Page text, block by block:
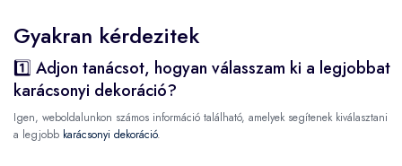
Gyakran kérdezitek
1️⃣ Adjon tanácsot, hogyan válasszam ki a legjobbat
karácsonyi dekoráció?
Igen, weboldalunkon számos információ található, amelyek segítenek kiválasztani
a legjobb karácsonyi dekoráció.